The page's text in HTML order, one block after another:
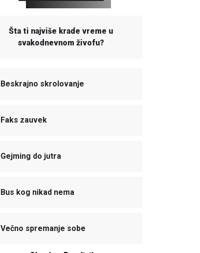
Šta ti najviše krade vreme u
svakodnevnom živofu?
Beskrajno skrolovanje
Faks zauvek
Gejming do jutra
Bus kog nikad nema
Večno spremanje sobe